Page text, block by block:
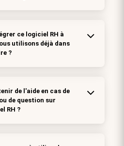
ce logiciel RH à
utilisons déjà dans
?
de l'aide en cas de
de question sur
RH ?